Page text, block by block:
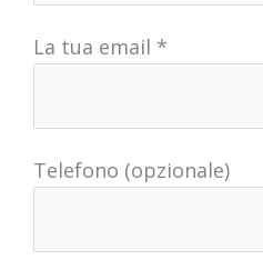
La tua email *
Telefono (opzionale)